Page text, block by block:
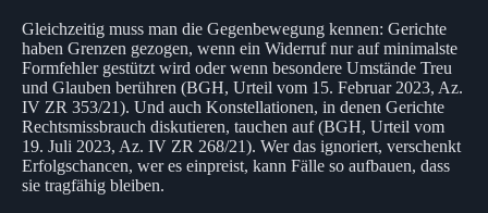
Gleichzeitig muss man die Gegenbewegung kennen: Gerichte
haben Grenzen gezogen, wenn ein Widerruf nur auf minimalste
Formfehler gestützt wird oder wenn besondere Umstände Treu
und Glauben berühren (BGH, Urteil vom 15. Februar 2023, Az.
IV ZR 353/21). Und auch Konstellationen, in denen Gerichte
Rechtsmissbrauch diskutieren, tauchen auf (BGH, Urteil vom
19. Juli 2023, Az. IV ZR 268/21). Wer das ignoriert, verschenkt
Erfolgschancen, wer es einpreist, kann Fälle so aufbauen, dass
sie tragfähig bleiben.